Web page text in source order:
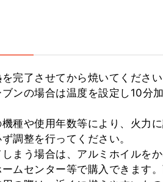
完了させてから焼いてください
ンの場合は温度を設定し10分
種や使用年数等により、火力
調整を行ってください。
まう場合は、アルミホイルをか
ムセンター等で購入できます